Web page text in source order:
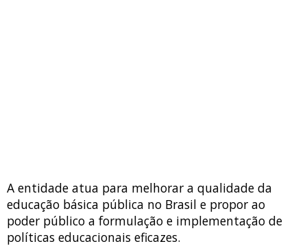
A entidade atua para melhorar a qualidade da
educação básica pública no Brasil e propor ao
poder público a formulação e implementação de
políticas educacionais eficazes.